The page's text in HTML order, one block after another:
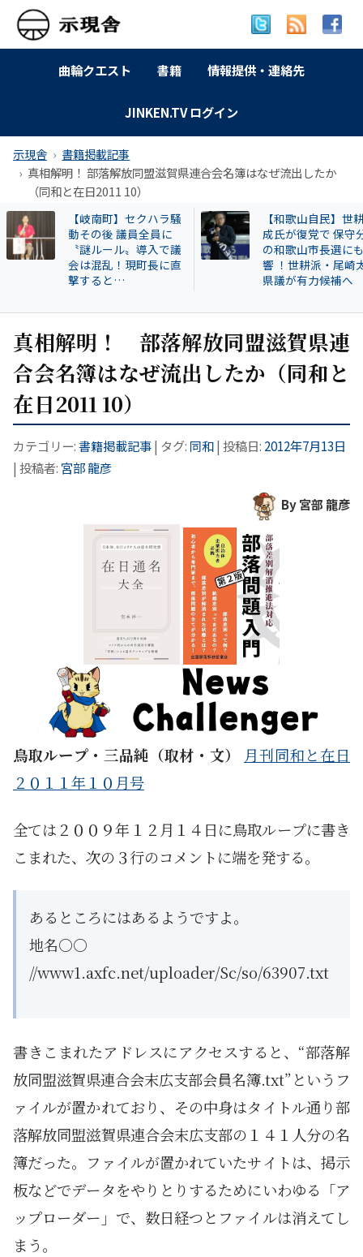
曲輪クエスト 書籍 情報提供・連絡先
JINKEN.TV ログイン
示現舎
書籍掲載記事
真相解明！ 部落解放同盟滋賀県連合会名簿はなぜ流出したか
（同和と在日2011 10）
【和歌山自民】世耕弘
成氏が復党で 保守分裂
の和歌山市長選にも影
響 ！世耕派・尾崎太郎
県議が有力候補へ
特別企画 解放同盟
政等が 過去に公開
部落・同和地区リ
真相解明！ 部落解放同盟滋賀県連
合会名簿はなぜ流出したか（同和と
在日2011 10）
カテゴリー:書籍掲載記事| タグ: 同和| 投稿日: 2012年7月13日
| 投稿者: 宮部 龍彦
By 宮部 龍彦
鳥取ループ・三品純（取材・文）
月刊同和と在日
２０１１年１０月号
全ては ２００９年１２月１４日に鳥取ループに書き
こまれた、次の３行のコメントに端を発する。
あるところにはあるようですよ。
地名○○
//www1.axfc.net/uploader/Sc/so/63907.txt
書きこまれたアドレスにアクセスすると、“部落解
放同盟滋賀県連合会末広支部会員名簿.txt”というフ
ァイルが置かれており、その中身はタイトル通り部
落解放同盟滋賀県連合会末広支部の１４１人分の名
簿だった。ファイルが置かれていたサイトは、掲示
板などでデータをやりとりするためにいわゆる「ア
ップローダー」で、数日経つとファイルは消えてし
まう。